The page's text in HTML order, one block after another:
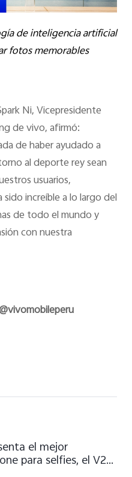
de inteligencia artificial
fotos memorables
Ni, Vicepresidente
de vivo, afirmó:
de haber ayudado a
al deporte rey sean
usuarios,
increíble a lo largo del
de todo el mundo y
con nuestra
el mejor
para selfies, el V21